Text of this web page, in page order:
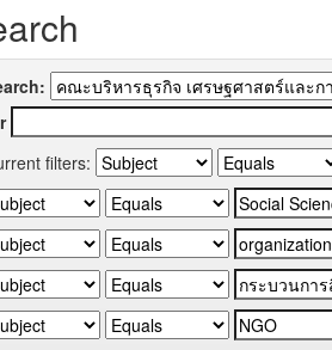
filters: